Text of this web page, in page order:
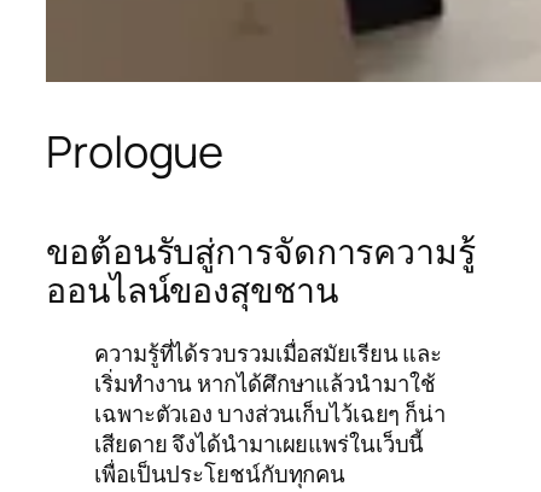
Prologue
ขอต้อนรับสู่การจัดการความรู้
ออนไลน์ของสุขชาน
ความรู้ที่ได้รวบรวมเมื่อสมัยเรียน และ
เริ่มทำงาน หากได้ศึกษาแล้วนำมาใช้
เฉพาะตัวเอง บางส่วนเก็บไว้เฉยๆ ก็น่า
เสียดาย จึงได้นำมาเผยแพร่ในเว็บนี้
เพื่อเป็นประโยชน์กับทุกคน